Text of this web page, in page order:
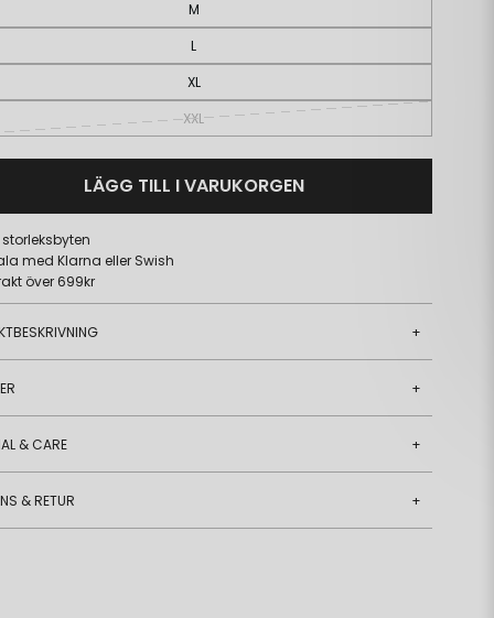
M
L
XL
XXL
LÄGG TILL I VARUKORGEN
storleksbyten
med Klarna eller Swish
över 699kr
+
+
& CARE +
& RETUR +